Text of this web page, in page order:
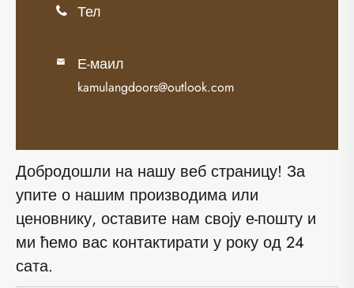
 Тел
 Е-маил
kamulangdoors@outlook.com
Добродошли на нашу веб страницу! За
упите о нашим производима или
ценовнику, оставите нам своју е-пошту и
ми ћемо вас контактирати у року од 24
сата.